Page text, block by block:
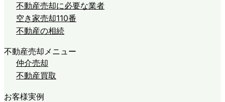
不動産売却に必要な業者
空き家売却110番
不動産の相続
不動産売却メニュー
仲介売却
不動産買取
お客様実例